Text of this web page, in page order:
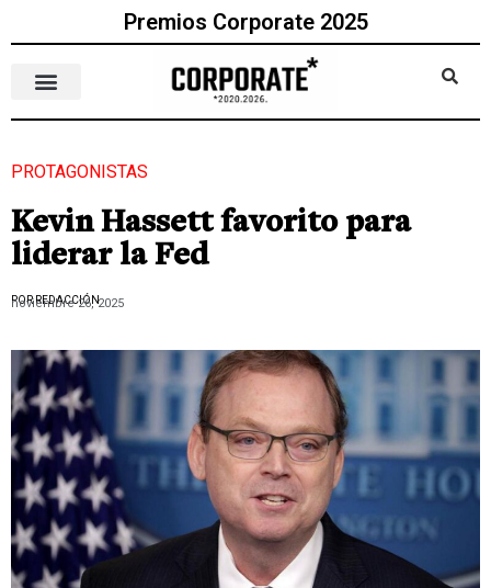
Premios Corporate 2025
PROTAGONISTAS
Kevin Hassett favorito para
liderar la Fed
POR REDACCIÓN
noviembre 26, 2025